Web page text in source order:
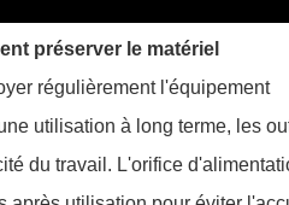
préserver le matériel
régulièrement l'équipement
utilisation à long terme, les
du travail. L'orifice